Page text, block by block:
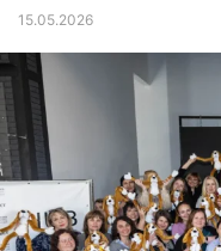
15.05.2026